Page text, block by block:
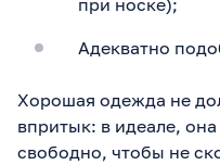
при носке);
Адекватно
Хорошая одежда не
впритык: в идеале,
свободно, чтобы не